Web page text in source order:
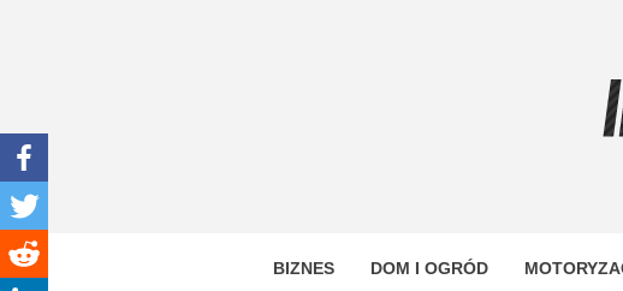
BIZNES DOM I OGRÓD